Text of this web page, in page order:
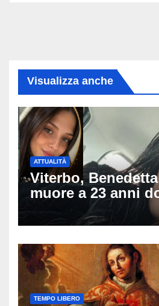
Visualizza anche
ATTUALITÀ
Viterbo,
muore a 23 anni
di compleanno:
vita nell’ex
TEMPO LIBERO